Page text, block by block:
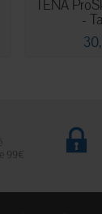
TENA
-
99€